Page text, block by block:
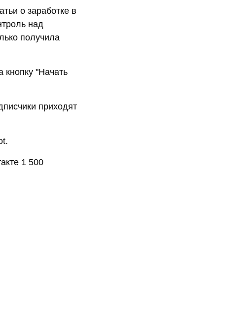
о заработке в
над
получила
кнопку "Начать
приходят
1 500